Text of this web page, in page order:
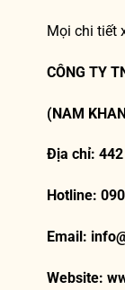
Mọi chi tiết
CÔNG TY
(NAM
Địa chỉ: 442
Hotline:
Email:
Website: